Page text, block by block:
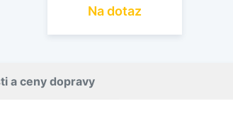
Na dotaz
a ceny dopravy